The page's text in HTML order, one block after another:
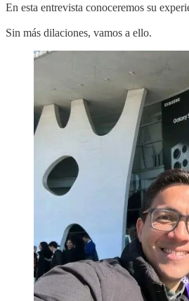
En esta entrevista conoceremos su
Sin más dilaciones, vamos a ello.